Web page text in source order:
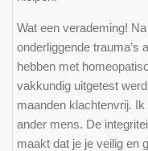
Wat een verademing!
onderliggende trauma’s
hebben met
vakkundig uitgetest
maanden klachtenvrij.
ander mens. De
maakt dat je je veilig en